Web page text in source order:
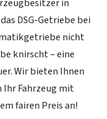
in
DSG-Getriebe bei
nicht
knirscht – eine
Wir bieten Ihnen
Ihr Fahrzeug mit
fairen Preis an!